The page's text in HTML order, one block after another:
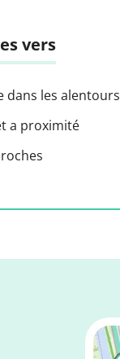
vers
dans les alentours
a proximité